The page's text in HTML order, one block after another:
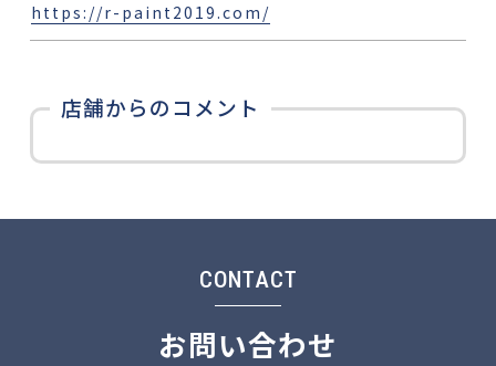
https://r-paint2019.com/
店舗からのコメント
CONTACT
お問い合わせ